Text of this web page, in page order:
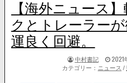
【海外ニュース
クとトレーラーが
運良く回避。
著
者:
中村書記
掲
載
2021
カテゴリー： ニュース /